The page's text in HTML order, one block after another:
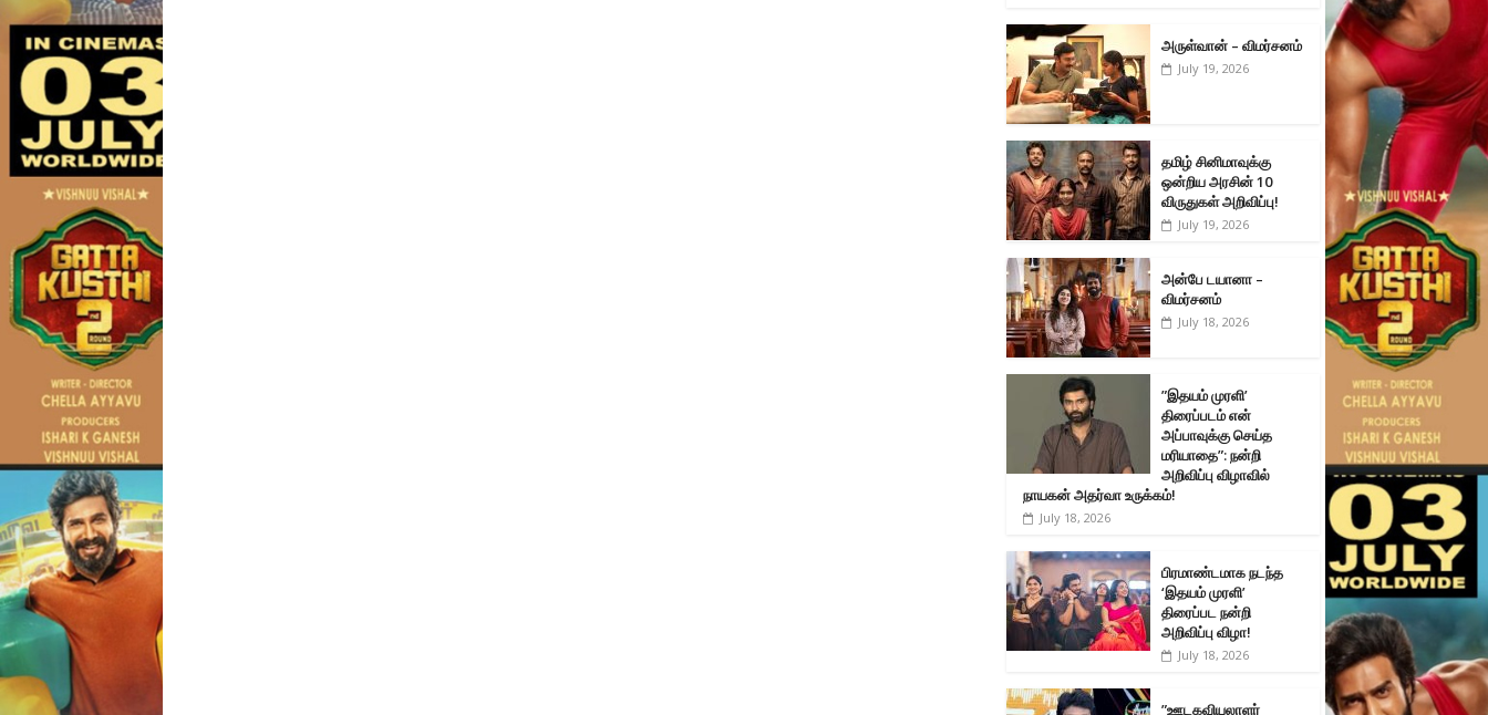
அருள்வான் – விமர்சனம்
July 19, 2026
தமிழ் சினிமாவுக்கு
ஒன்றிய அரசின் 10
விருதுகள் அறிவிப்பு!
July 19, 2026
அன்பே டயானா –
விமர்சனம்
July 18, 2026
”இதயம் முரளி’
திரைப்படம் என்
அப்பாவுக்கு செய்த
மரியாதை”: நன்றி
அறிவிப்பு விழாவில்
நாயகன் அதர்வா உருக்கம்!
July 18, 2026
பிரமாண்டமாக நடந்த
‘இதயம் முரளி’
திரைப்பட நன்றி
அறிவிப்பு விழா!
July 18, 2026
”ஊடகவியலாளர்